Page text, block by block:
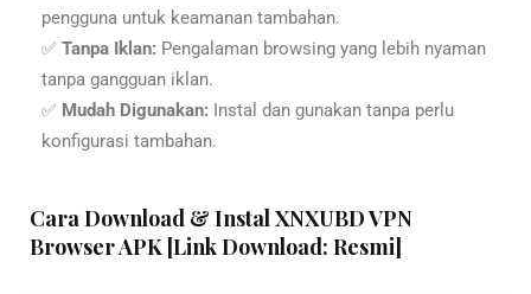
pengguna untuk keamanan tambahan.
✅ Tanpa Iklan: Pengalaman browsing yang lebih nyaman
tanpa gangguan iklan.
✅ Mudah Digunakan: Instal dan gunakan tanpa perlu
konfigurasi tambahan.
Cara Download & Instal XNXUBD VPN
Browser APK [Link Download: Resmi]